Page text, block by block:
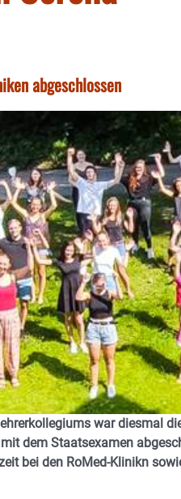
abgeschlossen
war diesmal
dem Staatsexamen
bei den RoMed-Klinikn